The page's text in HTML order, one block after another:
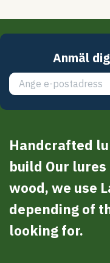
Anmäl
Handcrafted
build Our
wood, we use
depending of
looking for.